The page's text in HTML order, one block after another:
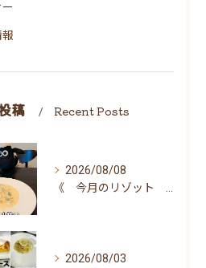
稿 Recent Posts
2026/08/08
2026/08/03